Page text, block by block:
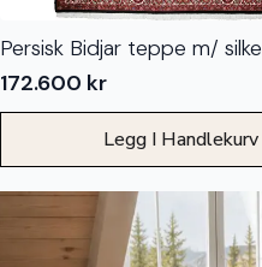
Persisk Bidjar teppe m/ silke
172.600 kr
Legg I Handlekurv